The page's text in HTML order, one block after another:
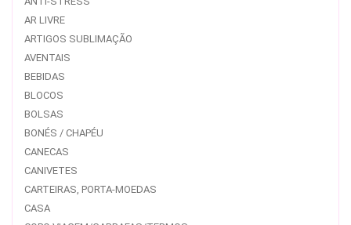
AR LIVRE
ARTIGOS SUBLIMAÇÃO
AVENTAIS
BEBIDAS
BLOCOS
BOLSAS
BONÉS / CHAPÉU
CANECAS
CANIVETES
CARTEIRAS, PORTA-MOEDAS
CASA